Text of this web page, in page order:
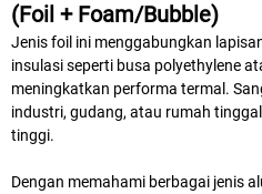
(Foil + Foam/Bubble)
Jenis foil ini menggabungkan
insulasi seperti busa polyethylene
meningkatkan performa termal.
industri, gudang, atau rumah
tinggi.
Dengan memahami berbagai jenis